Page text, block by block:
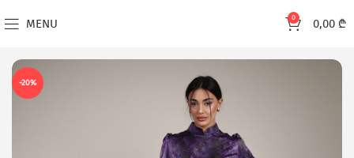
MENU 0 0,00 ₾
-20%